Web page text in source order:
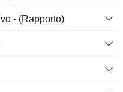
- (Rapporto)